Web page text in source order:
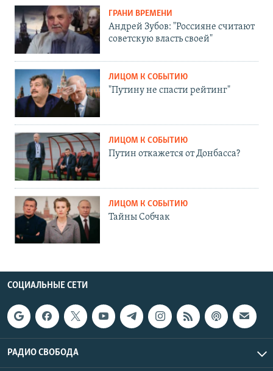
ГРАНИ ВРЕМЕНИ
Андрей Зубов: "Россияне считают
советскую власть своей"
ЛИЦОМ К СОБЫТИЮ
"Путину не спасти рейтинг"
ЛИЦОМ К СОБЫТИЮ
Путин откажется от Донбасса?
ЛИЦОМ К СОБЫТИЮ
Тайны Собчак
СОЦИАЛЬНЫЕ СЕТИ
РАДИО СВОБОДА